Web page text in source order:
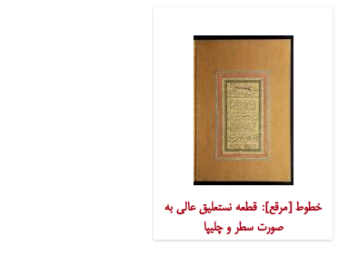
خطوط [مرقع]: قطعه نستعلیق عالی به
صورت سطر و چلیپا